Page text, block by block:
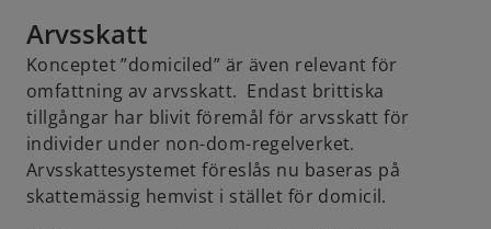
Arvsskatt
Konceptet ”domiciled” är även relevant för
omfattning av arvsskatt. Endast brittiska
tillgångar har blivit föremål för arvsskatt för
individer under non-dom-regelverket.
Arvsskattesystemet föreslås nu baseras på
skattemässig hemvist i stället för domicil.